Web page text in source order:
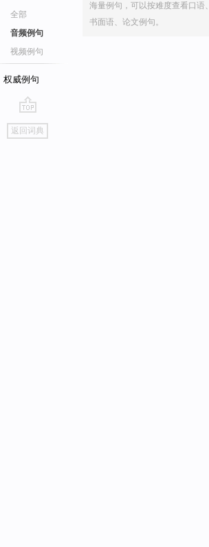
全部
音频例句
视频例句
权威例句
go
top
返回词典
海量例句，可以按难度查看口语、
书面语、论文例句。